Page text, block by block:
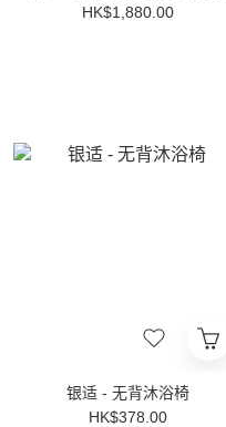
HK$1,880.00
银适 - 无背沐浴椅
HK$378.00